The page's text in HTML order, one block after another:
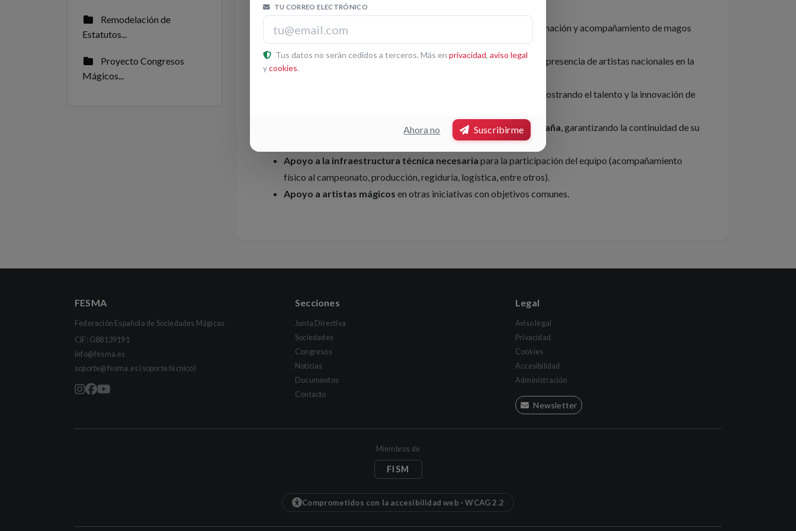
Remodelación de
Estatutos...
Proyecto Congresos
Mágicos...
Profesionalización del ilusionismo en España
mediante la formación y acompañamiento de magos
en competiciones internacionales.
Promoción de la magia españolaa nivel mundial, reforzando la presencia de artistas nacionales en la
, mostrando el talento y la innovación de
Conservación y fortalecimiento del alto nivel mágico en España, garantizando la continuidad de su
Apoyo a la infraestructura técnica necesaria para la participación del equipo (acompañamiento
físico al campeonato, producción, regiduría, logística, entre otros).
Apoyo a artistas mágicos en otras iniciativas con objetivos comunes.
TU CORREO ELECTRÓNICO
Tus datos no serán cedidos a terceros. Más en privacidad, aviso legal
ycookies.
Ahora no Suscribirme
FESMA
Federación Española de Sociedades Mágicas
CIF: G88139191
info@fesma.es
soporte@fesma.es (soporte técnico)
Secciones
Junta Directiva
Sociedades
Congresos
Noticias
Documentos
Contacto
Legal
Aviso legal
Privacidad
Cookies
Accesibilidad
Administración
Newsletter
Miembros de
FISM
Comprometidos con la accesibilidad web · WCAG 2.2